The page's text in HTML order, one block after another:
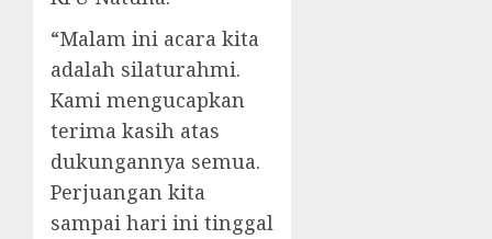
“Malam ini acara kita
adalah silaturahmi.
Kami mengucapkan
terima kasih atas
dukungannya semua.
Perjuangan kita
sampai hari ini tinggal